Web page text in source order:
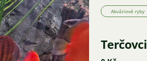
Akváriové ryby
Terčovci